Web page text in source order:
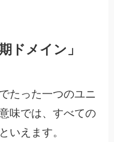
ドメイン」
たった一つのユニ
味では、すべての
いえます。